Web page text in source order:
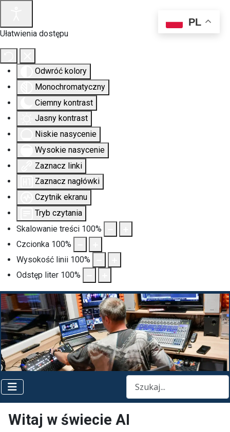
Ułatwienia dostępu
Odwróć kolory
Monochromatyczny
Ciemny kontrast
Jasny kontrast
Niskie nasycenie
Wysokie nasycenie
Zaznacz linki
Zaznacz nagłówki
Czytnik ekranu
Tryb czytania
Skalowanie treści 100%
Czcionka 100%
Wysokość linii 100%
Odstęp liter 100%
PL
Szukaj
Witaj w świecie AI